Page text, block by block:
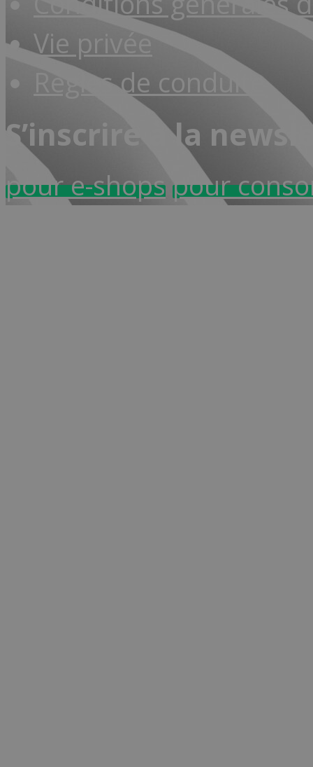
Vie privée
Règles de conduite
S’inscrire à la
pour e-shopspour